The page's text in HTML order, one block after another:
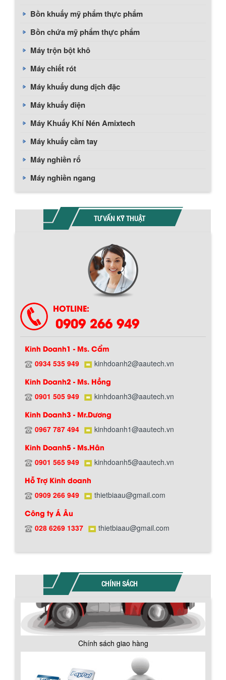
Bồn khuấy mỹ phẩm thực phẩm
Bồn chứa mỹ phẩm thực phẩm
Máy trộn bột khô
Máy chiết rót
Máy khuấy dung dịch đặc
Máy khuấy điện
Máy Khuấy Khí Nén Amixtech
Máy khuấy cầm tay
Máy nghiền rổ
Máy nghiền ngang
TƯ VẤN KỸ THUẬT
HOTLINE:
0909 266 949
Kinh Doanh1 - Ms. Cẩm
0934 535 949 kinhdoanh2@aautech.vn
Kinh Doanh2 - Ms. Hồng
0901 505 949 kinhdoanh3@aautech.vn
Kinh Doanh3 - Mr.Dương
0967 787 494 kinhdoanh1@aautech.vn
Kinh Doanh5 - Ms.Hân
0901 565 949 kinhdoanh5@aautech.vn
Hỗ Trợ Kinh doanh
0909 266 949 thietbiaau@gmail.com
Công ty Á Âu
028 6269 1337 thietbiaau@gmail.com
CHÍNH SÁCH
Chính sách giao hàng
Bồn chứa giải nhiệt sơn, mực in có cấu
tạo gồm 2 lớp inox và được dùng để
MÁY TRỘN BỘT KHÔ 500KG
Máy trộn bột khô 500kg được thiết kế
thân bồn nằm ngang, với cánh trộn bột
xoay đảo thuận nghịch. Vật liệu...